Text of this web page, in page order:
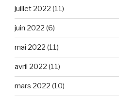
juillet 2022 (11)
juin 2022 (6)
mai 2022 (11)
avril 2022 (11)
mars 2022 (10)